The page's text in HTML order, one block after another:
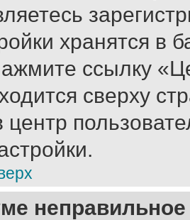
хранятся в
ссылку
сверху
центр